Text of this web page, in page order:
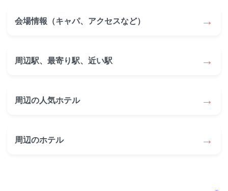
会場情報（キャパ、アクセスなど） →
周辺駅、最寄り駅、近い駅 →
周辺の人気ホテル →
周辺のホテル →